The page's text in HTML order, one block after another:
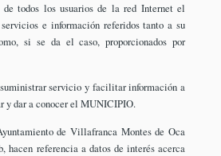
todos los usuarios de la red Internet el
e información referidos tanto a su
si se da el caso, proporcionados por
servicio y facilitar información a
y dar a conocer el MUNICIPIO.
de Villafranca Montes de Oca
hacen referencia a datos de interés acerca